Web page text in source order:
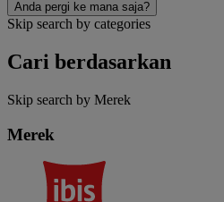
Anda pergi ke mana saja?
Skip search by categories
Cari berdasarkan
Skip search by Merek
Merek